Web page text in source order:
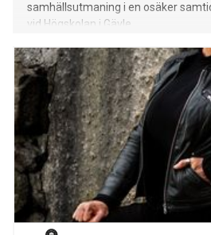
samhällsutmaning i en osäker
vid Högskolan i Gävle.